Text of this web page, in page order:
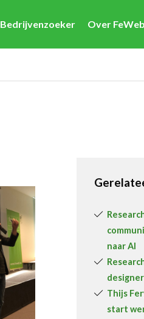
Bedrijvenzoeker Over FeWeb
naar AI
Thijs
start